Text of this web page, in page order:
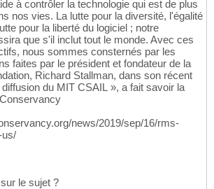
à contrôler la technologie qui est de plus
nos vies. La lutte pour la diversité, l'égalité
pour la liberté du logiciel ; notre
que s'il inclut tout le monde. Avec ces
nous sommes consternés par les
faites par le président et fondateur de la
Richard Stallman, dans son récent
du MIT CSAIL », a fait savoir la
news/2019/sep/16/rms-
us/
le sujet ?